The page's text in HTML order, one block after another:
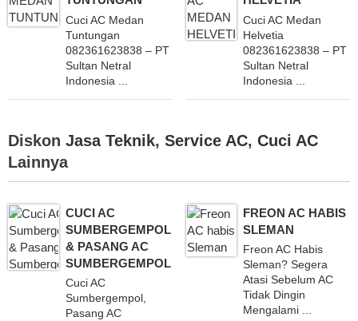
Cuci AC Medan
Tuntungan
082361623838 – PT
Sultan Netral
Indonesia ...
Cuci AC Medan
Helvetia
082361623838 – PT
Sultan Netral
Indonesia ...
Diskon Jasa Teknik, Service AC, Cuci AC
Lainnya
CUCI AC
SUMBERGEMPOL
& PASANG AC
SUMBERGEMPOL
Cuci AC
Sumbergempol,
Pasang AC
FREON AC HABIS
SLEMAN
Freon AC Habis
Sleman? Segera
Atasi Sebelum AC
Tidak Dingin
Mengalami ...